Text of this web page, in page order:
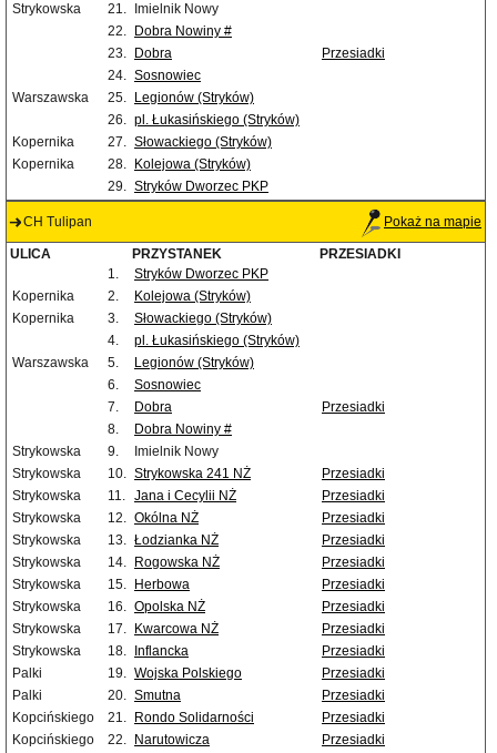
Strykowska
21.
Imielnik Nowy
22.
Dobra Nowiny #
23.
Dobra
Przesiadki
24. Sosnowiec
Warszawska
25.
Legionów (Stryków)
26. pl. Łukasińskiego (Stryków)
Kopernika
27. Słowackiego (Stryków)
Kopernika
28.
Kolejowa (Stryków)
29. Stryków Dworzec PKP
CH Tulipan Pokaż na mapie
ULICA PRZYSTANEK
PRZESIADKI
1.
Stryków Dworzec PKP
Kopernika
2.
Kolejowa (Stryków)
Kopernika
3.
Słowackiego (Stryków)
4.
pl. Łukasińskiego (Stryków)
Warszawska
5.
Legionów (Stryków)
6.
Sosnowiec
7.
Dobra
Przesiadki
8.
Dobra Nowiny #
Strykowska
9.
Imielnik Nowy
Strykowska
10. Strykowska 241 NŻ
Przesiadki
Strykowska
11. Jana i Cecylii NŻ
Przesiadki
Strykowska
12. Okólna NŻ
Przesiadki
Strykowska
13. Łodzianka NŻ
Przesiadki
Strykowska
14. Rogowska NŻ
Przesiadki
Strykowska
15. Herbowa
Przesiadki
Strykowska
16. Opolska NŻ
Przesiadki
Strykowska
17. Kwarcowa NŻ
Przesiadki
Strykowska
18. Inflancka
Przesiadki
Palki
19. Wojska Polskiego
Przesiadki
Palki
20. Smutna
Przesiadki
Kopcińskiego
21. Rondo Solidarności
Przesiadki
Kopcińskiego
22. Narutowicza
Przesiadki